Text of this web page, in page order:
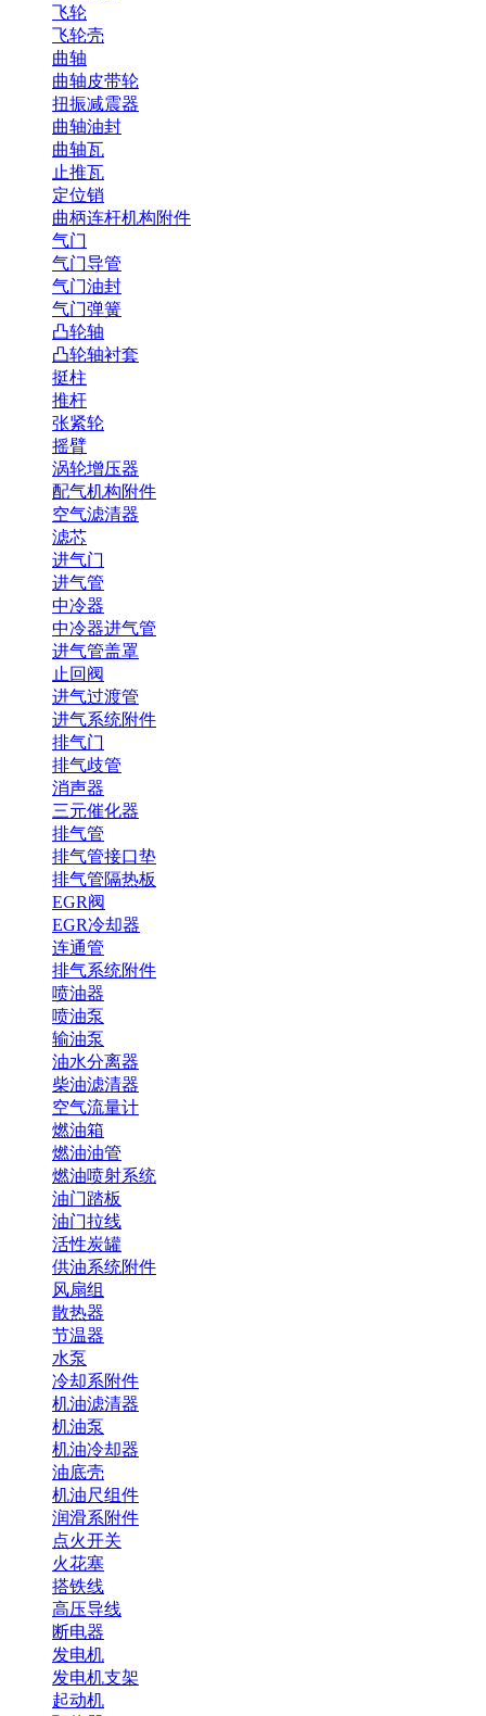
飞轮
飞轮壳
曲轴
曲轴皮带轮
扭振减震器
曲轴油封
曲轴瓦
止推瓦
定位销
曲柄连杆机构附件
气门
气门导管
气门油封
气门弹簧
凸轮轴
凸轮轴衬套
挺柱
推杆
张紧轮
摇臂
涡轮增压器
配气机构附件
空气滤清器
滤芯
进气门
进气管
中冷器
中冷器进气管
进气管盖罩
止回阀
进气过渡管
进气系统附件
排气门
排气歧管
消声器
三元催化器
排气管
排气管接口垫
排气管隔热板
EGR阀
EGR冷却器
连通管
排气系统附件
喷油器
喷油泵
输油泵
油水分离器
柴油滤清器
空气流量计
燃油箱
燃油油管
燃油喷射系统
油门踏板
油门拉线
活性炭罐
供油系统附件
风扇组
散热器
节温器
水泵
冷却系附件
机油滤清器
机油泵
机油冷却器
油底壳
机油尺组件
润滑系附件
点火开关
火花塞
搭铁线
高压导线
断电器
发电机
发电机支架
起动机